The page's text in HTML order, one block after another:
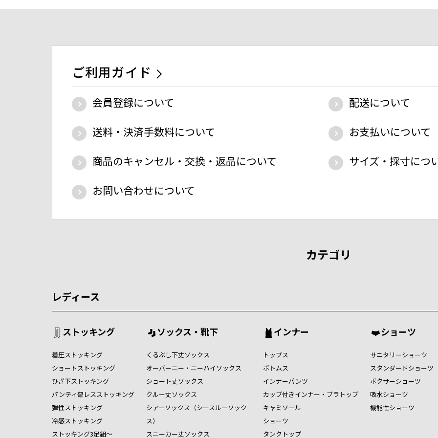
ご利用ガイド
会員登録について
配送について
送料・決済手数料について
お支払いについて
商品のキャンセル・交換・返品について
サイズ・採寸につ
お問い合わせについて
カテゴリ
レディース
ストッキング
着圧ストッキング
ショートストッキング
ひざ下ストッキング
パンティ部レスストッキング
弾性ストッキング
冷感ストッキング
ストッキング3足組～
ソックス・靴下
くるぶし下丈ソックス
オーバーニー・ニーハイソックス
ショート丈ソックス
クルー丈ソックス
シアーソックス（シースルーソック
ス）
スニーカー丈ソックス
インナー
トップス
ボトムス
インナーパンツ
カップ付きインナー・ブラトップ
キャミソール
ショーツ
タンクトップ
ショーツ
サニタリーショーツ
スタンダードショーツ
ボクサーショーツ
吸水ショーツ
機能性ショーツ